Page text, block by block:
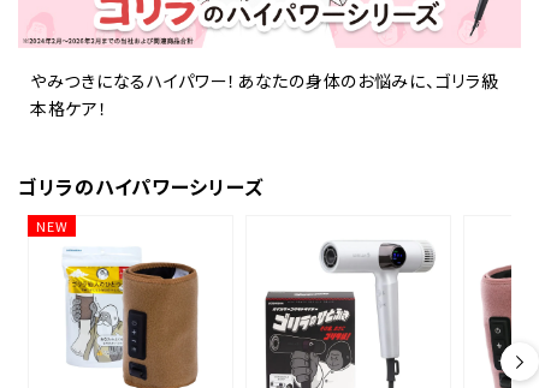
やみつきになるハイパワー！あなたの身体のお悩みに、ゴリラ級
本格ケア！
ゴリラのハイパワーシリーズ
NEW